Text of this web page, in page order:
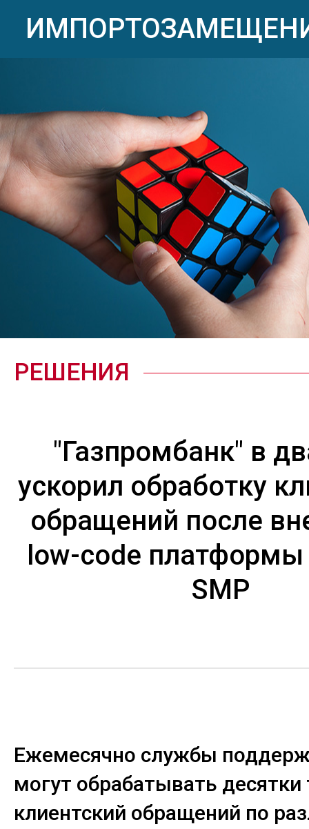
Перейти
РЕШЕНИЯ
"Газпромбанк" в
ускорил обработку
обращений после
low-code платформы
SMP
Ежемесячно службы
могут обрабатывать десятки
клиентский обращений по